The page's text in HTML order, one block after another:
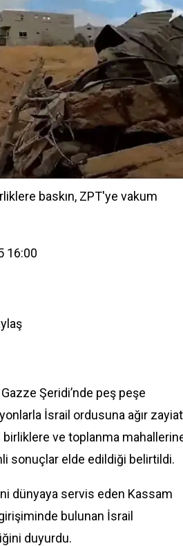
baskın, ZPT'ye vakum
16:00
Gazze Şeridi’nde peş peşe
İsrail ordusuna ağır
birliklere ve toplanma
sonuçlar elde edildiği belirtildi.
dünyaya servis eden Kassam
bulunan İsrail
duyurdu.